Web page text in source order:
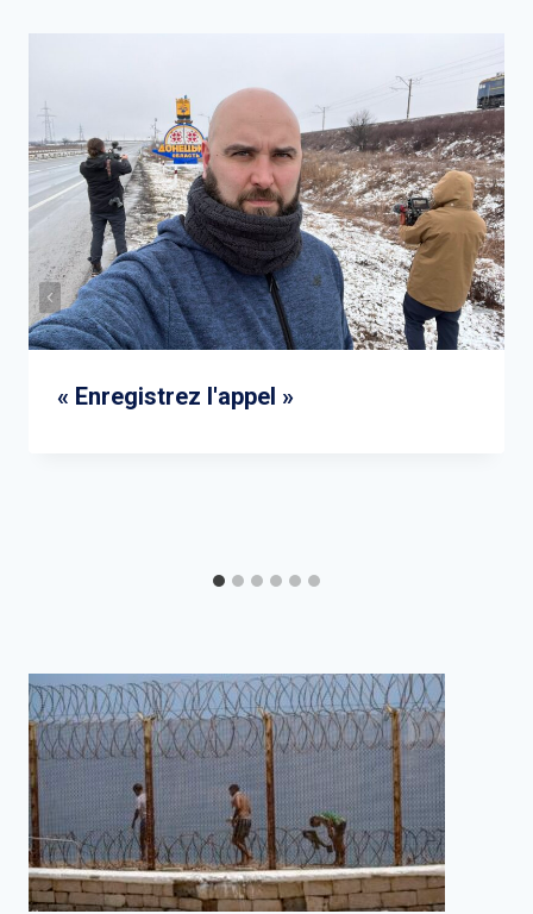
« Enregistrez l'appel »